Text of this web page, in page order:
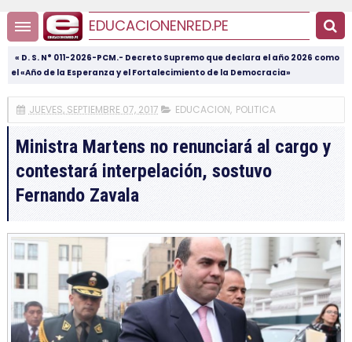
EDUCACIONENRED.PE
« D. S. N° 011-2026-PCM.- Decreto Supremo que declara el año 2026 como
el «Año de la Esperanza y el Fortalecimiento de la Democracia»
JUEVES, SEPTIEMBRE 07, 2017 EDUCACION, POLITICA
Ministra Martens no renunciará al cargo y
contestará interpelación, sostuvo
Fernando Zavala